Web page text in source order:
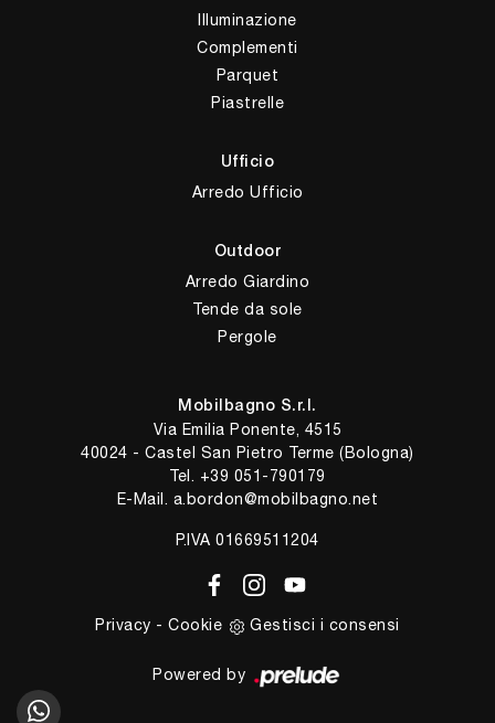
Illuminazione
Complementi
Parquet
Piastrelle
Ufficio
Arredo Ufficio
Outdoor
Arredo Giardino
Tende da sole
Pergole
Mobilbagno S.r.l.
Via Emilia Ponente, 4515
40024 - Castel San Pietro Terme (Bologna)
Tel. +39 051-790179
E-Mail. a.bordon@mobilbagno.net
P.IVA 01669511204
Privacy -Cookie Gestisci i consensi
Powered by